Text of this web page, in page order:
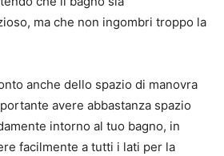
ma che non ingombri troppo la
anche dello spazio di manovra
avere abbastanza spazio
intorno al tuo bagno, in
facilmente a tutti i lati per la